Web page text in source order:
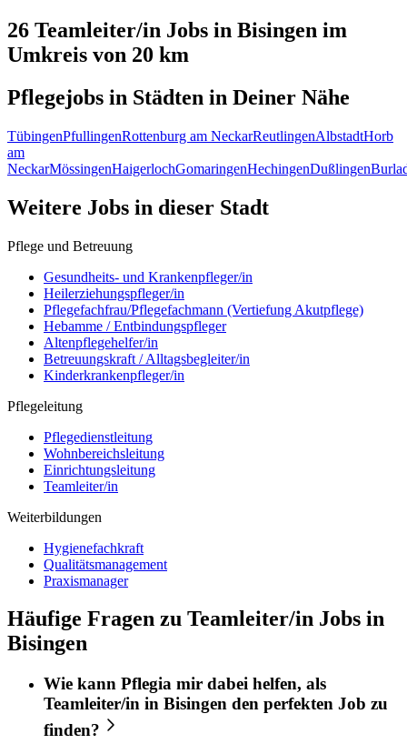
26 Teamleiter/in Jobs in Bisingen im
Umkreis von 20 km
Pflegejobs in Städten in Deiner Nähe
TübingenPfullingenRottenburg am NeckarReutlingenAlbstadtHorb
am
NeckarMössingenHaigerlochGomaringenHechingenDußlingen
Weitere Jobs in dieser Stadt
Pflege und Betreuung
Gesundheits- und Krankenpfleger/in
Heilerziehungspfleger/in
Pflegefachfrau/Pflegefachmann (Vertiefung Akutpflege)
Hebamme / Entbindungspfleger
Altenpflegehelfer/in
Betreuungskraft / Alltagsbegleiter/in
Kinderkrankenpfleger/in
Pflegeleitung
Pflegedienstleitung
Wohnbereichsleitung
Einrichtungsleitung
Teamleiter/in
Weiterbildungen
Hygienefachkraft
Qualitätsmanagement
Praxismanager
Häufige Fragen zu Teamleiter/in Jobs in
Bisingen
Wie kann Pflegia mir dabei helfen, als
Teamleiter/in in Bisingen den perfekten Job zu
finden?